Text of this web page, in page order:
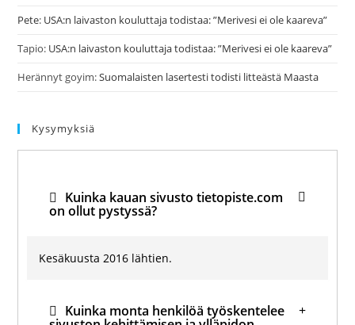
Pete: USA:n laivaston kouluttaja todistaa: ”Merivesi ei ole kaareva”
Tapio: USA:n laivaston kouluttaja todistaa: ”Merivesi ei ole kaareva”
Herännyt goyim:Suomalaisten lasertesti todisti litteästä Maasta
Kysymyksiä
Kuinka kauan sivusto tietopiste.com
on ollut pystyssä?
Kesäkuusta 2016 lähtien.
Kuinka monta henkilöä työskentelee